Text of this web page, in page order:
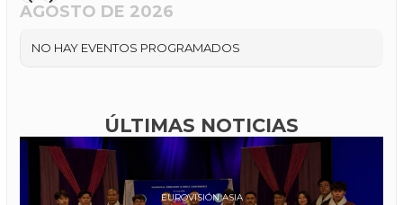
AGOSTO DE 2026
NO HAY EVENTOS PROGRAMADOS
ÚLTIMAS NOTICIAS
EUROVISIÓN ASIA